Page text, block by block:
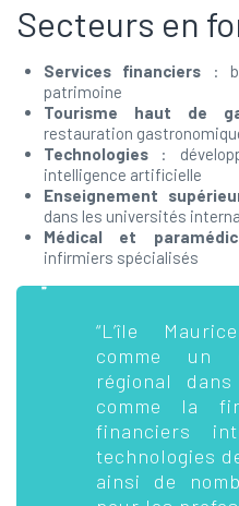
Secteurs en
Services financiers :
patrimoine
Tourisme haut de
restauration
Technologies :
intelligence artificielle
Enseignement
dans les universités
Médical et
infirmiers spécialisés
“L’île
comme un
régional
comme la
financiers
technologies
ainsi de